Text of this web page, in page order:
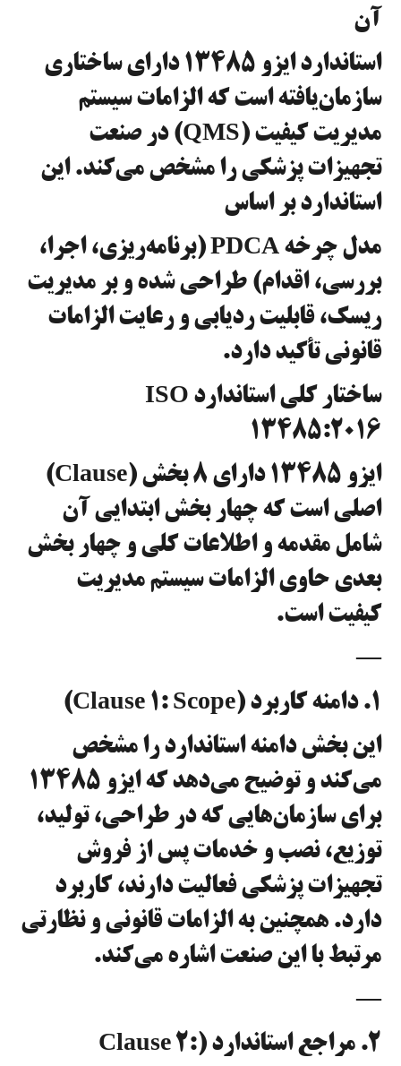
آن
استاندارد ایزو ۱۳۴۸۵ دارای ساختاری
سازمان‌یافته است که الزامات سیستم
مدیریت کیفیت (QMS) در صنعت
تجهیزات پزشکی را مشخص می‌کند. این
استاندارد بر اساس
مدل چرخه PDCA (برنامه‌ریزی، اجرا،
بررسی، اقدام) طراحی شده و بر مدیریت
ریسک، قابلیت ردیابی و رعایت الزامات
قانونی تأکید دارد.
ساختار کلی استاندارد ISO
13485:2016
ایزو ۱۳۴۸۵ دارای ۸ بخش (Clause)
اصلی است که چهار بخش ابتدایی آن
شامل مقدمه و اطلاعات کلی و چهار بخش
بعدی حاوی الزامات سیستم مدیریت
کیفیت است.
—
۱. دامنه کاربرد (Clause 1: Scope)
این بخش دامنه استاندارد را مشخص
می‌کند و توضیح می‌دهد که ایزو ۱۳۴۸۵
برای سازمان‌هایی که در طراحی، تولید،
توزیع، نصب و خدمات پس از فروش
تجهیزات پزشکی فعالیت دارند، کاربرد
دارد. همچنین به الزامات قانونی و نظارتی
مرتبط با این صنعت اشاره می‌کند.
—
۲. مراجع استاندارد (Clause 2: